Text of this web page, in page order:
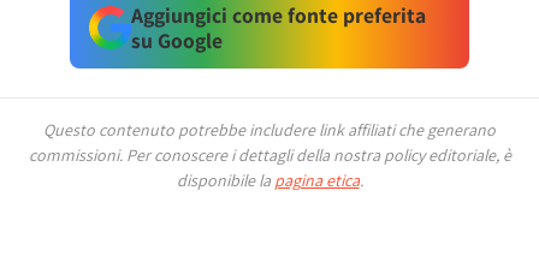
Aggiungici come fonte preferita
su Google
Questo contenuto potrebbe includere link affiliati che generano
commissioni. Per conoscere i dettagli della nostra policy editoriale, è
disponibile la pagina etica.